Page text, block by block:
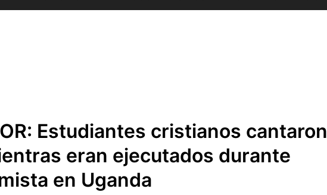
Estudiantes cristianos cantaron
eran ejecutados durante
en Uganda